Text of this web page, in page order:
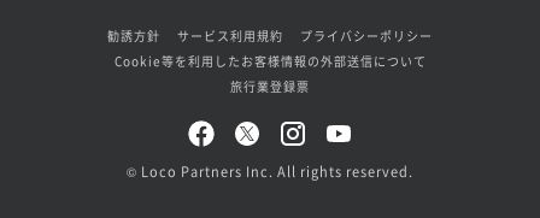
勧誘方針 サービス利用規約
プライバシーポリシー
Cookie等を利用したお客様情報の外部送信について
旅行業登録票
© Loco Partners Inc. All rights reserved.